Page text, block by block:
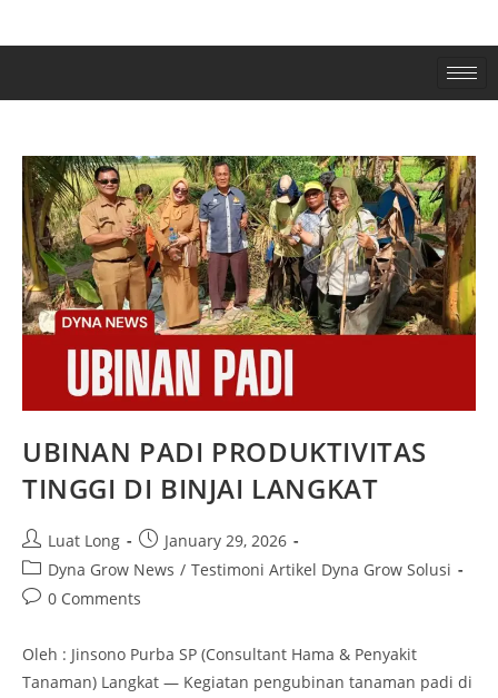
UBINAN PADI PRODUKTIVITAS
TINGGI DI BINJAI LANGKAT
Luat Long
January 29, 2026
Dyna Grow News / Testimoni Artikel Dyna Grow Solusi
0 Comments
Oleh : Jinsono Purba SP (Consultant Hama & Penyakit
Tanaman) Langkat — Kegiatan pengubinan tanaman padi di